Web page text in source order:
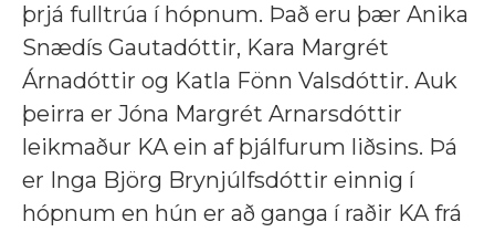
þrjá fulltrúa í hópnum. Það eru þær Anika
Snædís Gautadóttir, Kara Margrét
Árnadóttir og Katla Fönn Valsdóttir. Auk
þeirra er Jóna Margrét Arnarsdóttir
leikmaður KA ein af þjálfurum liðsins. Þá
er Inga Björg Brynjúlfsdóttir einnig í
hópnum en hún er að ganga í raðir KA frá